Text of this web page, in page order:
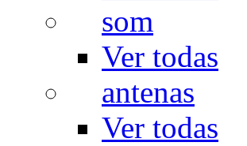
som
Ver todas
antenas
Ver todas